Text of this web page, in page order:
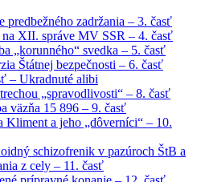
predbežného zadržania – 3. časť
na XII. správe MV SSR – 4. časť
„korunného“ svedka – 5. časť
Štátnej bezpečnosti – 6. časť
– Ukradnuté alibi
„spravodlivosti“ – 8. časť
väzňa 15 896 – 9. časť
Kliment a jeho „dôverníci“ – 10.
schizofrenik v pazúroch ŠtB a
z cely – 11. časť